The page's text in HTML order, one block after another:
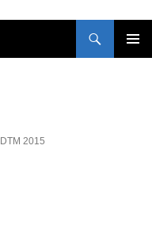
DTM 2015